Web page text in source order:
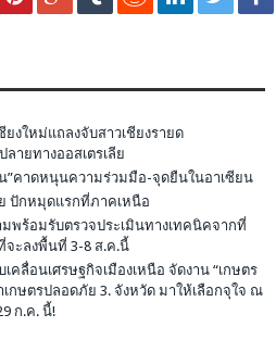
งใหม่แถลงจับสาวเชียงรายด
ายทางออสเตรเลีย
”คาดหนุนความร่วมมือ-จุดยืนในอาเซียน
ปักหมุดแรกที่ภาคเหนือ
พร้อมรับตรวจประเมินทางเทคนิคจากที่
ะลงพื้นที่ 3-8 ส.ค.นี้
ลื่อนเศรษฐกิจเมืองเหนือ จัดงาน “เกษตร
เกษตรปลอดภัย 3. จังหวัด มาให้เลือกจุใจ ณ
ก.ค. นี้!